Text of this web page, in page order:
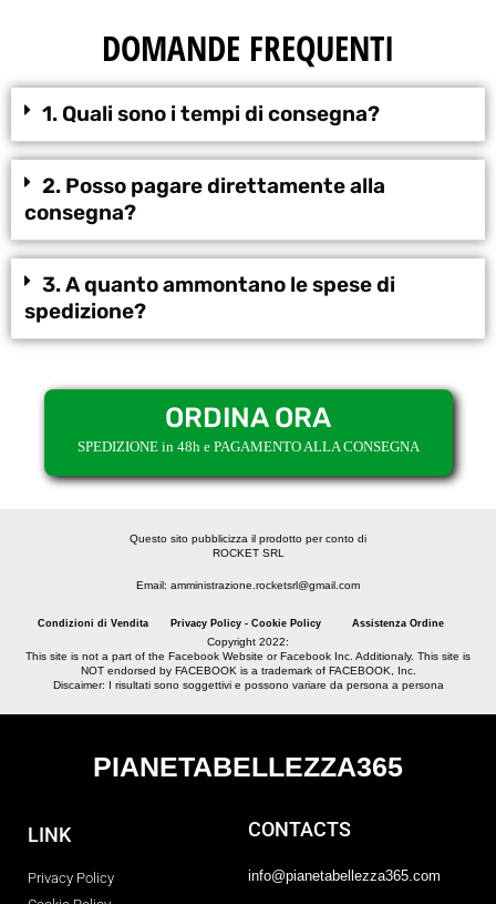
DOMANDE FREQUENTI
1. Quali sono i tempi di consegna?
2. Posso pagare direttamente alla
consegna?
3. A quanto ammontano le spese di
spedizione?
ORDINA ORA
SPEDIZIONE in 48h e PAGAMENTO ALLA CONSEGNA
Questo sito pubblicizza il prodotto per conto di
ROCKET SRL
Email: amministrazione.rocketsrl@gmail.com
Condizioni di Vendita Privacy Policy - Cookie Policy Assistenza Ordine
Copyright 2022:
This site is not a part of the Facebook Website or Facebook Inc. Additionaly. This site is
NOT endorsed by FACEBOOK is a trademark of FACEBOOK, Inc.
Discaimer: I risultati sono soggettivi e possono variare da persona a persona
PIANETABELLEZZA365
LINK
Privacy Policy
CONTACTS
info@pianetabellezza365.com